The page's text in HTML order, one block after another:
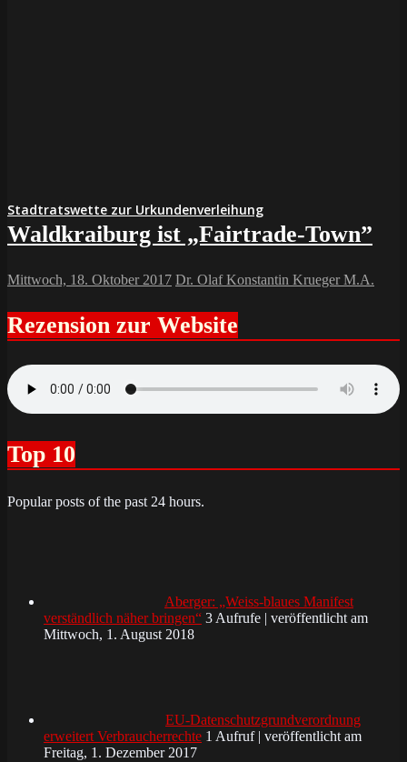
Stadtratswette zur Urkundenverleihung
Waldkraiburg ist „Fairtrade-Town”
Mittwoch, 18. Oktober 2017 Dr. Olaf Konstantin Krueger M.A.
Rezension zur Website
Top 10
Popular posts of the past 24 hours.
Aberger: „Weiss-blaues Manifest
verständlich näher bringen“ 3 Aufrufe | veröffentlicht am
Mittwoch, 1. August 2018
EU-Datenschutzgrundverordnung
erweitert Verbraucherrechte 1 Aufruf| veröffentlicht am
Freitag, 1. Dezember 2017